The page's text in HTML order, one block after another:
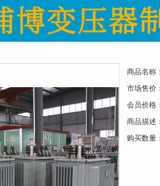
商品名称
市场售价
会员价格
商品描述
购买数量